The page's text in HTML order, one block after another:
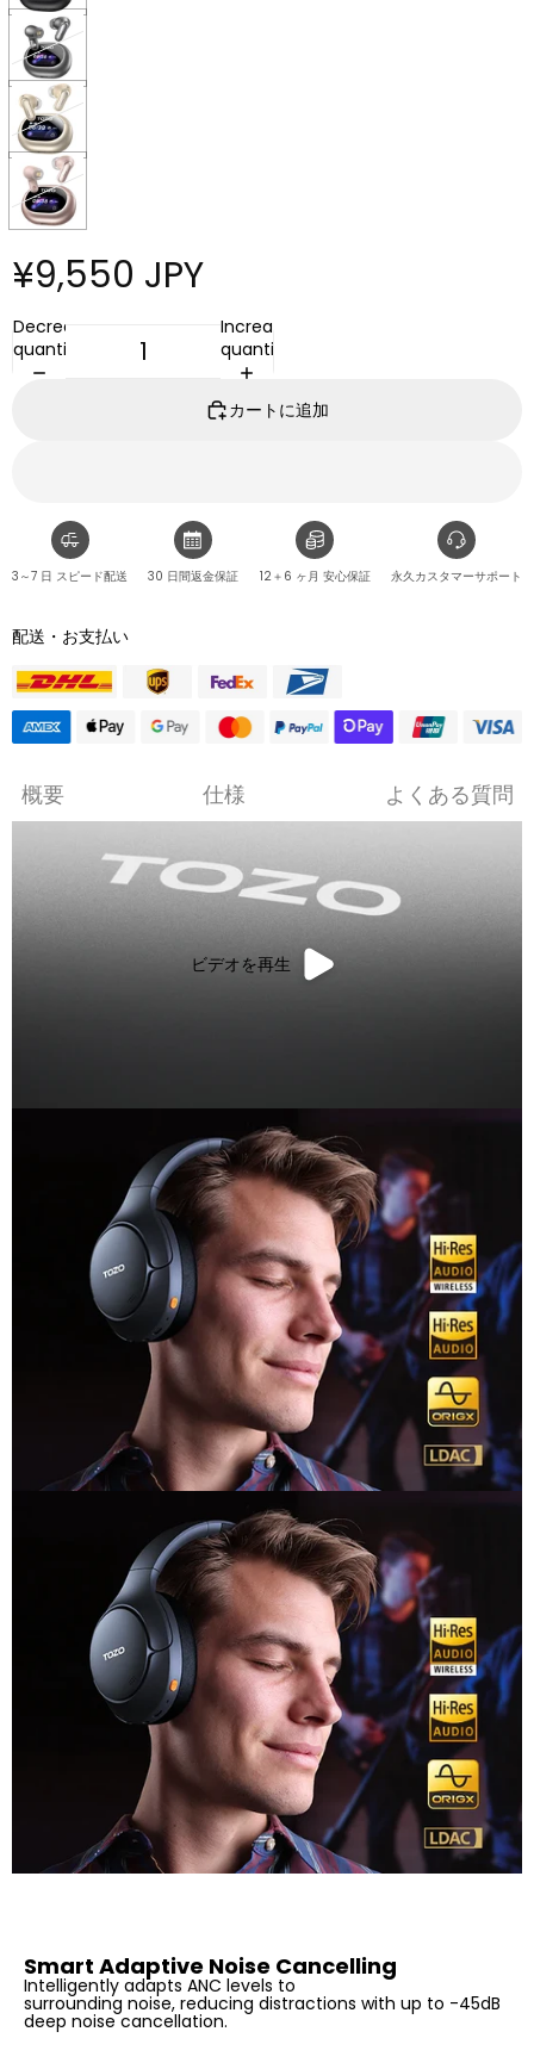
¥9,550 JPY
Decrease
quantity
Increase
quantity
カートに追加
3～7 日 スピード配送 30 日間返金保証 12＋6 ヶ月 安心保証 永久カスタマーサポート
配送・お支払い
概要 仕様 よくある質問
ビデオを再生
Smart Adaptive Noise Cancelling
Intelligently adapts ANC levels to
surrounding noise, reducing distractions with up to -45dB
deep noise cancellation.